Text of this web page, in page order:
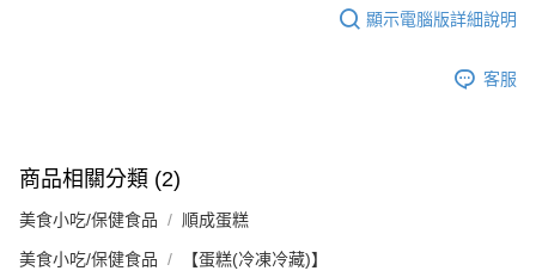
顯示電腦版詳細說明
客服
商品相關分類 (2)
美食小吃/保健食品 順成蛋糕
美食小吃/保健食品 【蛋糕(冷凍冷藏)】